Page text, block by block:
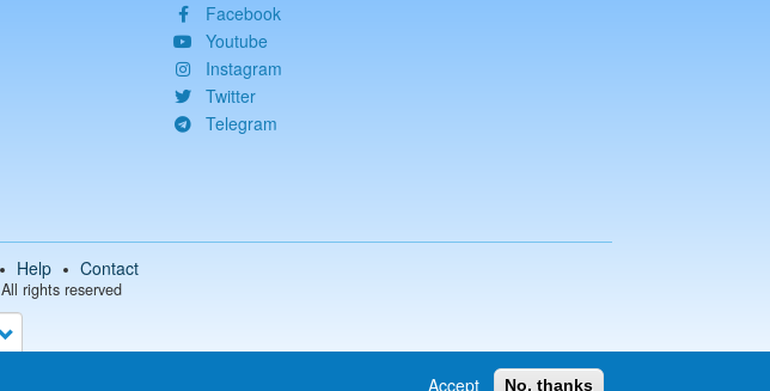
Facebook
Youtube
Instagram
Twitter
Telegram
Help Contact
All rights reserved
Accept No, thanks